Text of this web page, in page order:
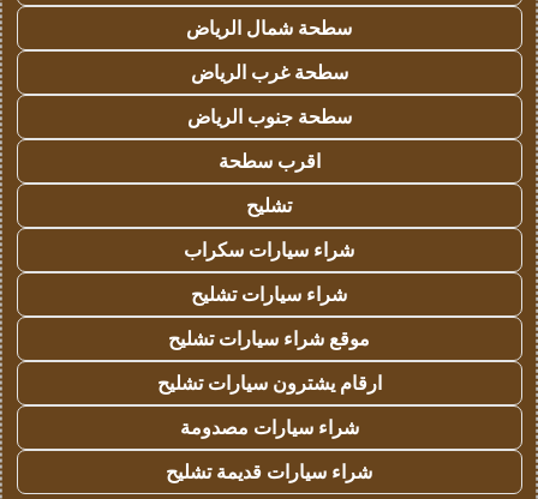
سطحة شمال الرياض
سطحة غرب الرياض
سطحة جنوب الرياض
اقرب سطحة
تشليح
شراء سيارات سكراب
شراء سيارات تشليح
موقع شراء سيارات تشليح
ارقام يشترون سيارات تشليح
شراء سيارات مصدومة
شراء سيارات قديمة تشليح